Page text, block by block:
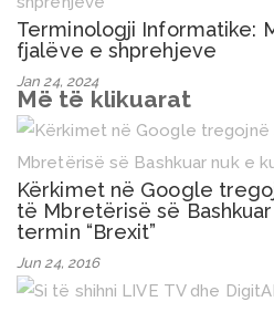
Terminologji Informatike:
fjalëve e shprehjeve
Jan 24, 2024
Më të klikuarat
Kërkimet në Google
të Mbretërisë së
termin “Brexit”
Jun 24, 2016